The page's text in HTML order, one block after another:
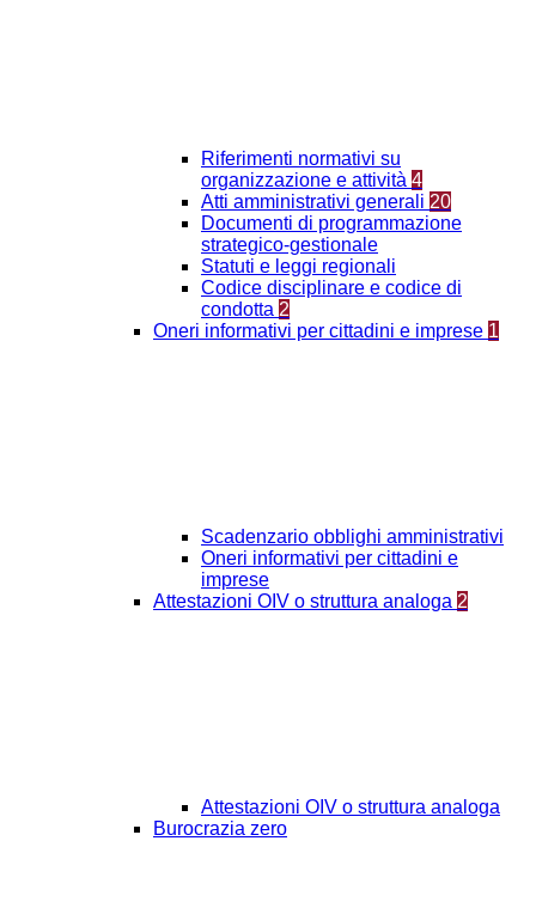
Riferimenti normativi su
organizzazione e attività 4
Atti amministrativi generali 20
Documenti di programmazione
strategico-gestionale
Statuti e leggi regionali
Codice disciplinare e codice di
condotta 2
Oneri informativi per cittadini e imprese 1
Scadenzario obblighi amministrativi
Oneri informativi per cittadini e
imprese
Attestazioni OIV o struttura analoga 2
Attestazioni OIV o struttura analoga
Burocrazia zero